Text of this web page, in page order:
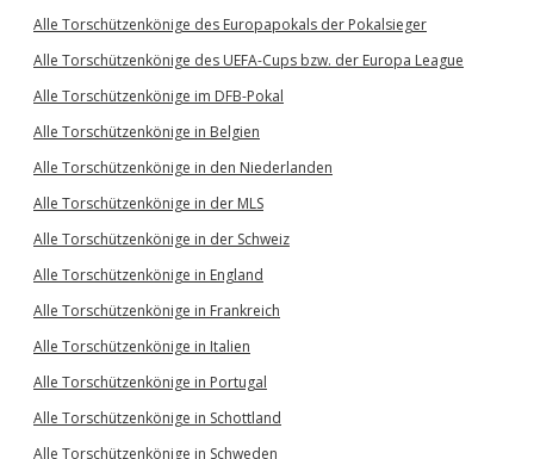
Alle Torschützenkönige des Europapokals der Pokalsieger
Alle Torschützenkönige des UEFA-Cups bzw. der Europa League
Alle Torschützenkönige im DFB-Pokal
Alle Torschützenkönige in Belgien
Alle Torschützenkönige in den Niederlanden
Alle Torschützenkönige in der MLS
Alle Torschützenkönige in der Schweiz
Alle Torschützenkönige in England
Alle Torschützenkönige in Frankreich
Alle Torschützenkönige in Italien
Alle Torschützenkönige in Portugal
Alle Torschützenkönige in Schottland
Alle Torschützenkönige in Schweden